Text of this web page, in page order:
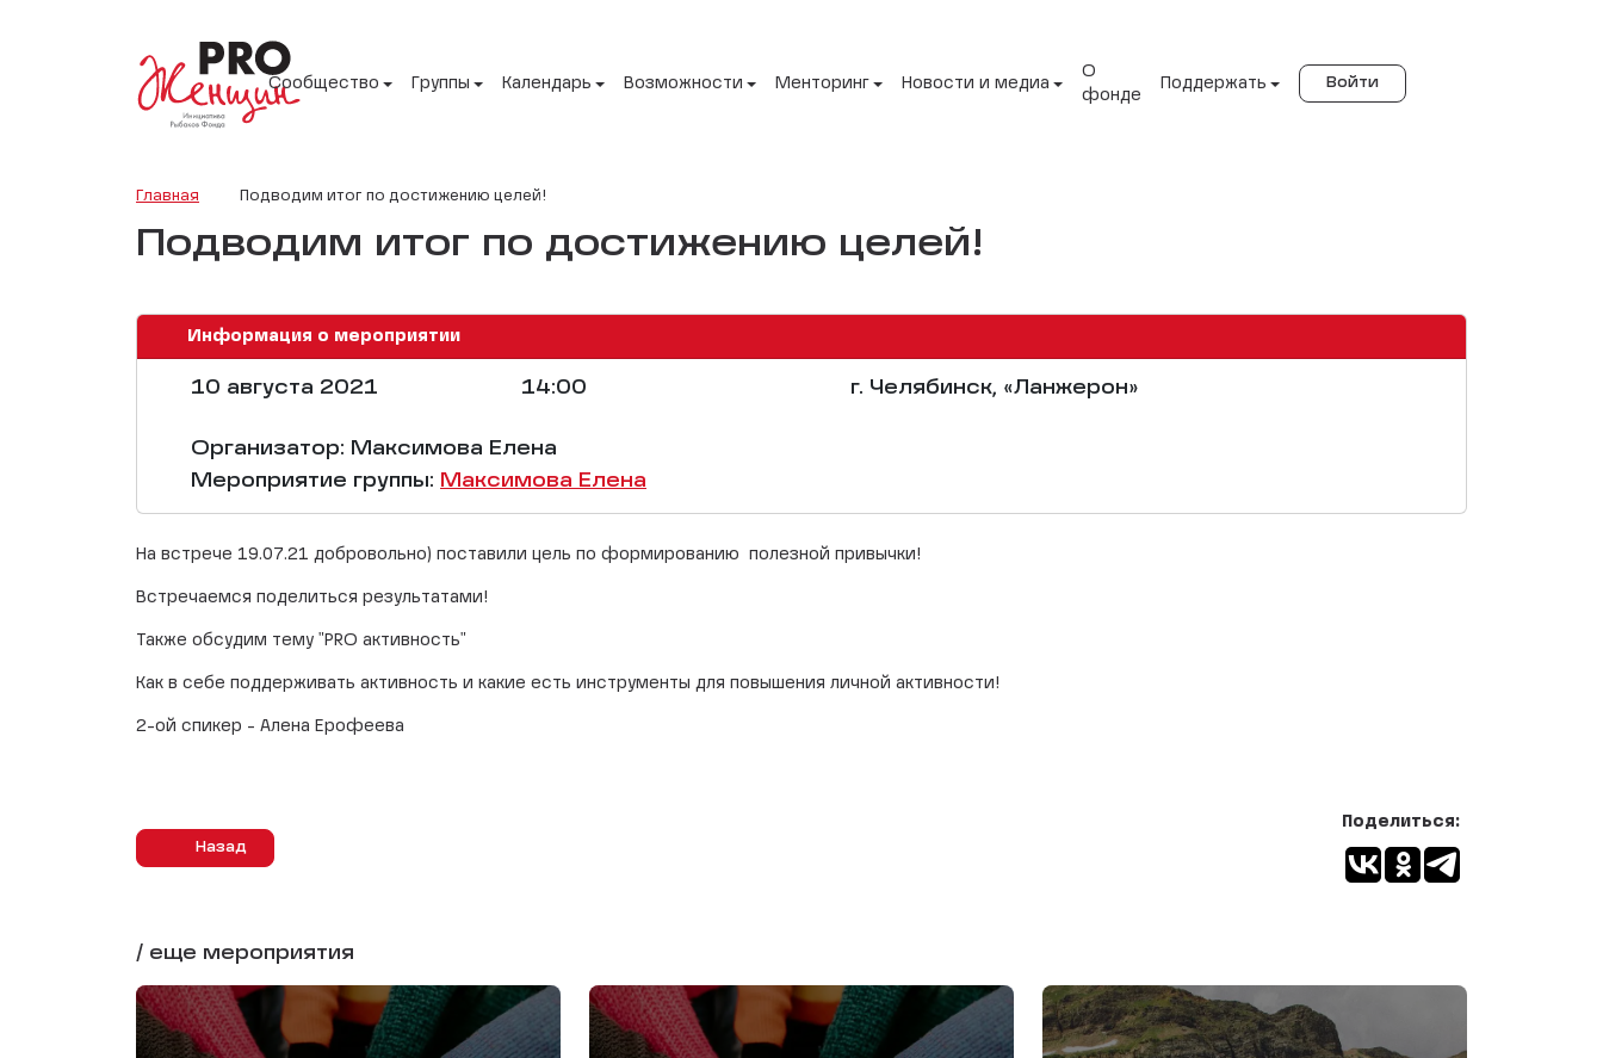
Сообщество Группы Календарь Возможности Менторинг Новости и медиа
О
фонде
Поддержать Войти
Главная Подводим итог по достижению целей!
Подводим итог по достижению целей!
Информация о мероприятии
10 августа 2021 14:00 г. Челябинск, «Ланжерон»
Организатор: Максимова Елена
Мероприятие группы: Максимова Елена
На встрече 19.07.21 добровольно) поставили цель по формированию полезной привычки!
Встречаемся поделиться результатами!
Также обсудим тему "PRO активность"
Как в себе поддерживать активность и какие есть инструменты для повышения личной активности!
2-ой спикер - Алена Ерофеева
Назад
Поделиться:
/ еще мероприятия